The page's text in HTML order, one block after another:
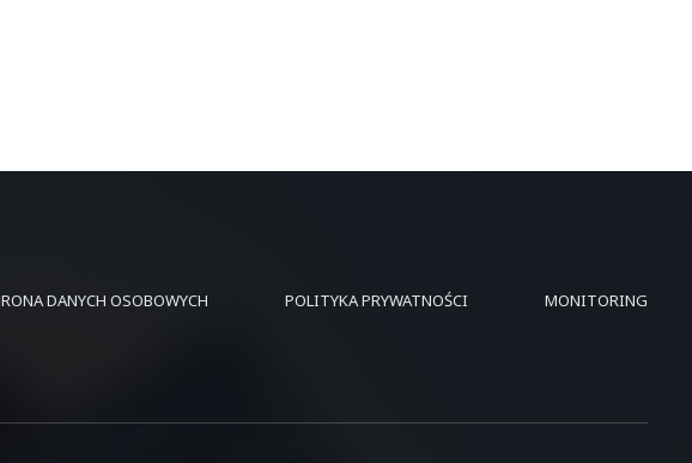
DANYCH OSOBOWYCH POLITYKA PRYWATNOŚCI MONITORING